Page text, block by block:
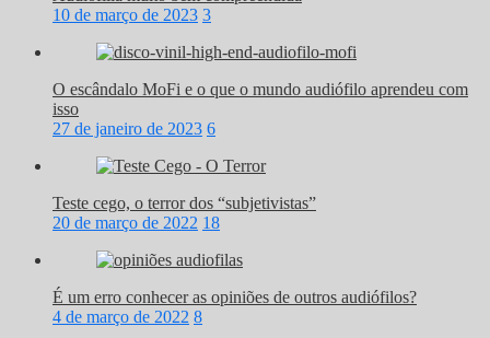
10 de março de 2023 3
O escândalo MoFi e o que o mundo audiófilo aprendeu com
isso
27 de janeiro de 2023 6
Teste cego, o terror dos “subjetivistas”
20 de março de 2022 18
É um erro conhecer as opiniões de outros audiófilos?
4 de março de 2022 8